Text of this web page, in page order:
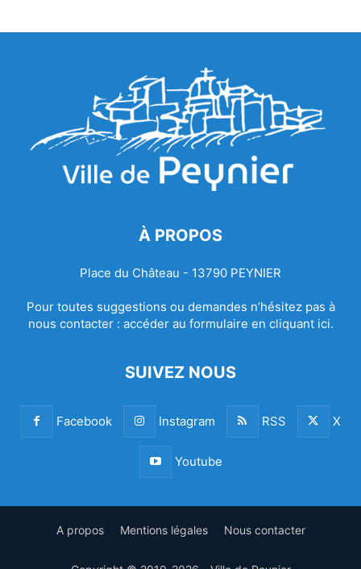
À PROPOS
Place du Château - 13790 PEYNIER
Pour toutes suggestions ou demandes n’hésitez pas à
nous contacter : accéder au formulaire en cliquant ici.
SUIVEZ NOUS
Facebook Instagram RSS X
Youtube
A propos Mentions légales Nous contacter